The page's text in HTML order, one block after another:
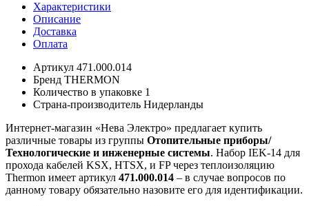
Характеристики
Описание
Доставка
Оплата
Артикул 471.000.014
Бренд THERMON
Количество в упаковке 1
Страна-производитель Нидерланды
Интернет-магазин «Нева Электро» предлагает купить
различные товары из группы Отопительные приборы/
Технологические и инженерные системы. Набор IEK-14 для
прохода кабелей KSX, HTSX, и FP через теплоизоляцию
Thermon имеет артикул 471.000.014 – в случае вопросов по
данному товару обязательно назовите его для идентификации.